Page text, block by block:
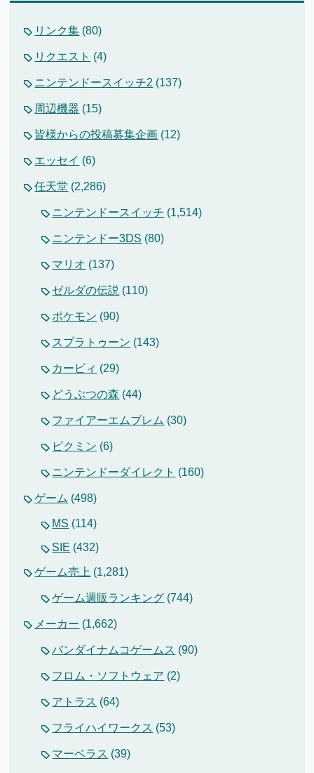
リンク集 (80)
リクエスト (4)
ニンテンドースイッチ2 (137)
周辺機器 (15)
皆様からの投稿募集企画 (12)
エッセイ (6)
任天堂 (2,286)
ニンテンドースイッチ (1,514)
ニンテンドー3DS (80)
マリオ (137)
ゼルダの伝説 (110)
ポケモン (90)
スプラトゥーン (143)
カービィ (29)
どうぶつの森 (44)
ファイアーエムブレム (30)
ピクミン (6)
ニンテンドーダイレクト (160)
ゲーム (498)
MS (114)
SIE (432)
ゲーム売上 (1,281)
ゲーム週販ランキング (744)
メーカー (1,662)
バンダイナムコゲームス (90)
フロム・ソフトウェア (2)
アトラス (64)
フライハイワークス (53)
マーベラス (39)